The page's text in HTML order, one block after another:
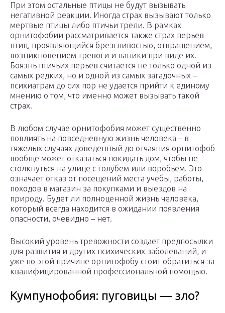
При этом остальные птицы не будут вызывать
негативной реакции. Иногда страх вызывают только
мертвые птицы либо птичьи трели. В рамках
орнитофобии рассматривается также страх перьев
птиц, проявляющийся брезгливостью, отвращением,
возникновением тревоги и паники при виде их.
Боязнь птичьих перьев считается не только одной из
самых редких, но и одной из самых загадочных –
психиатрам до сих пор не удается прийти к единому
мнению о том, что именно может вызывать такой
страх.
В любом случае орнитофобия может существенно
повлиять на повседневную жизнь человека – в
тяжелых случаях доведенный до отчаяния орнитофоб
вообще может отказаться покидать дом, чтобы не
столкнуться на улице с голубем или воробьем. Это
означает отказ от посещений места учебы, работы,
походов в магазин за покупками и выездов на
природу. Будет ли полноценной жизнь человека,
который всегда находится в ожидании появления
опасности, очевидно – нет.
Высокий уровень тревожности создает предпосылки
для развития и других психических заболеваний, и
уже по этой причине орнитофобу стоит обратиться за
квалифицированной профессиональной помощью.
Кумпунофобия: пуговицы — зло?